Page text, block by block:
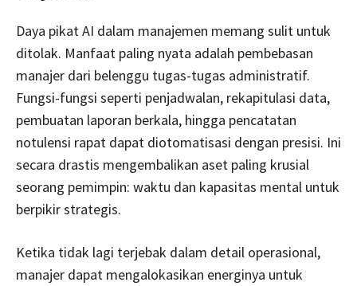
Daya pikat AI dalam manajemen memang sulit untuk
ditolak. Manfaat paling nyata adalah pembebasan
manajer dari belenggu tugas-tugas administratif.
Fungsi-fungsi seperti penjadwalan, rekapitulasi data,
pembuatan laporan berkala, hingga pencatatan
notulensi rapat dapat diotomatisasi dengan presisi. Ini
secara drastis mengembalikan aset paling krusial
seorang pemimpin: waktu dan kapasitas mental untuk
berpikir strategis.
Ketika tidak lagi terjebak dalam detail operasional,
manajer dapat mengalokasikan energinya untuk